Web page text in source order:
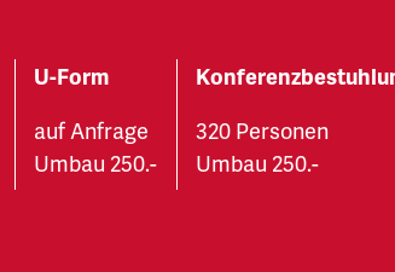
U-Form
auf Anfrage
Umbau 250.-
320 Personen
Umbau 250.-